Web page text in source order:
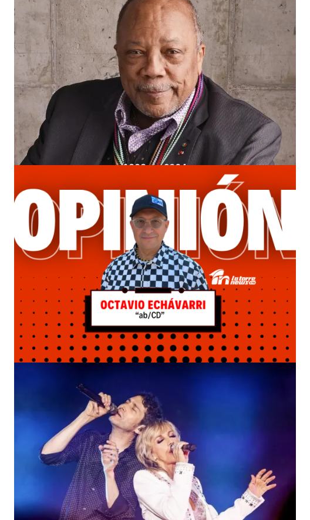
SUSCRIBIRSE